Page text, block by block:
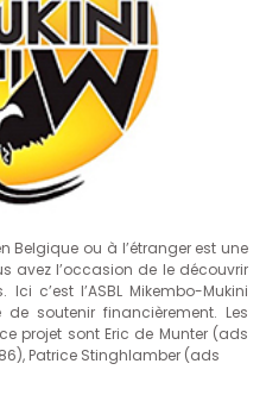
Belgique ou à l’étranger est une
avez l’occasion de le découvrir
c’est l’ASBL Mikembo-Mukini
soutenir financièrement. Les
projet sont Eric de Munter (ads
Patrice Stinghlamber (ads